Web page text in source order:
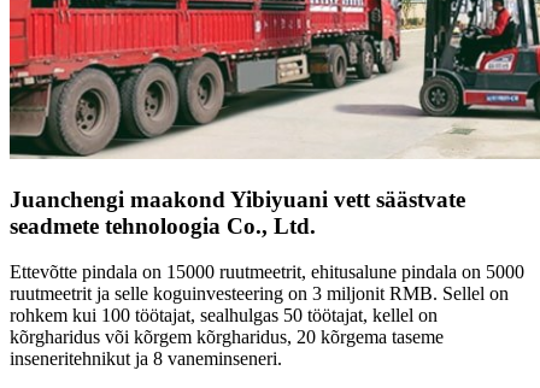
Juanchengi maakond Yibiyuani vett säästvate
seadmete tehnoloogia Co., Ltd.
Ettevõtte pindala on 15000 ruutmeetrit, ehitusalune pindala on 5000
ruutmeetrit ja selle koguinvesteering on 3 miljonit RMB. Sellel on
rohkem kui 100 töötajat, sealhulgas 50 töötajat, kellel on
kõrgharidus või kõrgem kõrgharidus, 20 kõrgema taseme
inseneritehnikut ja 8 vaneminseneri.